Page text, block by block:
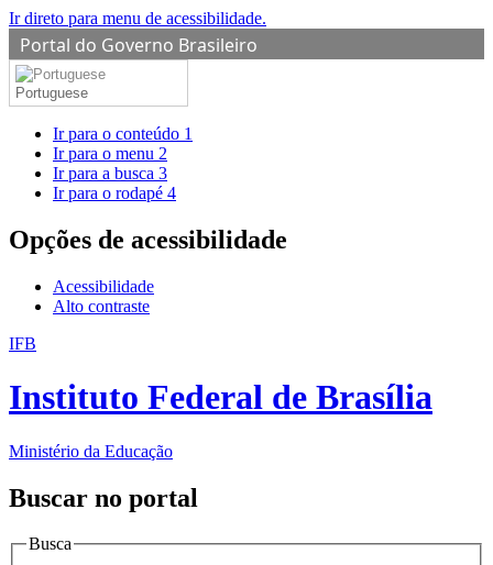
Ir direto para menu de acessibilidade.
Portal do Governo Brasileiro
Portuguese
Ir para o conteúdo 1
Ir para o menu 2
Ir para a busca 3
Ir para o rodapé 4
Opções de acessibilidade
Acessibilidade
Alto contraste
IFB
Instituto Federal de Brasília
Ministério da Educação
Buscar no portal
Busca